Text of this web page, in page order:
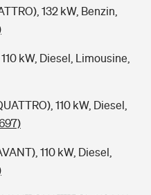
132 kW, Benzin,
kW, Diesel, Limousine,
110 kW, Diesel,
110 kW, Diesel,